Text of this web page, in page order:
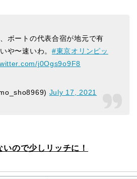
ボートの代表合宿が地元で有
や〜速いわ。 #東京オリンピッ
j0Ogs9o9F8
July 17, 2021
ので少しリッチに！